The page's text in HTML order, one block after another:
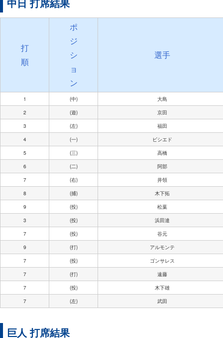
打
順
ポ
ジ
シ
ョ
ン
選手
1 (中)
大島
2
(遊)
京田
3
(左)
福田
4
(一)
ビシエド
5
(三)
高橋
6
(二)
阿部
7
(右)
井領
8
(捕)
木下拓
9
(投)
松葉
3
(投)
浜田達
7
(投)
谷元
9
(打)
アルモンテ
7
(投)
ゴンサレス
7
(打)
遠藤
7
(投)
木下雄
7
(左) 武田
巨人 打席結果